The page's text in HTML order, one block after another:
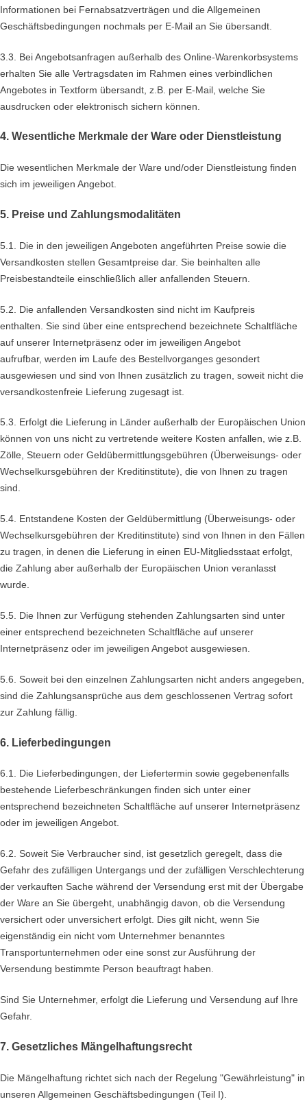
Informationen bei Fernabsatzverträgen und die Allgemeinen
Geschäftsbedingungen nochmals per E-Mail an Sie übersandt.
3.3. Bei Angebotsanfragen außerhalb des Online-Warenkorbsystems
erhalten Sie alle Vertragsdaten im Rahmen eines verbindlichen
Angebotes in Textform übersandt, z.B. per E-Mail, welche Sie
ausdrucken oder elektronisch sichern können.
4. Wesentliche Merkmale der Ware oder Dienstleistung
Die wesentlichen Merkmale der Ware und/oder Dienstleistung finden
sich im jeweiligen Angebot.
5. Preise und Zahlungsmodalitäten
5.1. Die in den jeweiligen Angeboten angeführten Preise sowie die
Versandkosten stellen Gesamtpreise dar. Sie beinhalten alle
Preisbestandteile einschließlich aller anfallenden Steuern.
5.2. Die anfallenden Versandkosten sind nicht im Kaufpreis
enthalten. Sie sind über eine entsprechend bezeichnete Schaltfläche
auf unserer Internetpräsenz oder im jeweiligen Angebot
aufrufbar, werden im Laufe des Bestellvorganges gesondert
ausgewiesen und sind von Ihnen zusätzlich zu tragen, soweit nicht die
versandkostenfreie Lieferung zugesagt ist.
5.3. Erfolgt die Lieferung in Länder außerhalb der Europäischen Union
können von uns nicht zu vertretende weitere Kosten anfallen, wie z.B.
Zölle, Steuern oder Geldübermittlungsgebühren (Überweisungs- oder
Wechselkursgebühren der Kreditinstitute), die von Ihnen zu tragen
sind.
5.4. Entstandene Kosten der Geldübermittlung (Überweisungs- oder
Wechselkursgebühren der Kreditinstitute) sind von Ihnen in den Fällen
zu tragen, in denen die Lieferung in einen EU-Mitgliedsstaat erfolgt,
die Zahlung aber außerhalb der Europäischen Union veranlasst
wurde.
5.5. Die Ihnen zur Verfügung stehenden Zahlungsarten sind unter
einer entsprechend bezeichneten Schaltfläche auf unserer
Internetpräsenz oder im jeweiligen Angebot ausgewiesen.
5.6. Soweit bei den einzelnen Zahlungsarten nicht anders angegeben,
sind die Zahlungsansprüche aus dem geschlossenen Vertrag sofort
zur Zahlung fällig.
6. Lieferbedingungen
6.1. Die Lieferbedingungen, der Liefertermin sowie gegebenenfalls
bestehende Lieferbeschränkungen finden sich unter einer
entsprechend bezeichneten Schaltfläche auf unserer Internetpräsenz
oder im jeweiligen Angebot.
6.2. Soweit Sie Verbraucher sind, ist gesetzlich geregelt, dass die
Gefahr des zufälligen Untergangs und der zufälligen Verschlechterung
der verkauften Sache während der Versendung erst mit der Übergabe
der Ware an Sie übergeht, unabhängig davon, ob die Versendung
versichert oder unversichert erfolgt. Dies gilt nicht, wenn Sie
eigenständig ein nicht vom Unternehmer benanntes
Transportunternehmen oder eine sonst zur Ausführung der
Versendung bestimmte Person beauftragt haben.
Sind Sie Unternehmer, erfolgt die Lieferung und Versendung auf Ihre
Gefahr.
7. Gesetzliches Mängelhaftungsrecht
Die Mängelhaftung richtet sich nach der Regelung "Gewährleistung" in
unseren Allgemeinen Geschäftsbedingungen (Teil I).